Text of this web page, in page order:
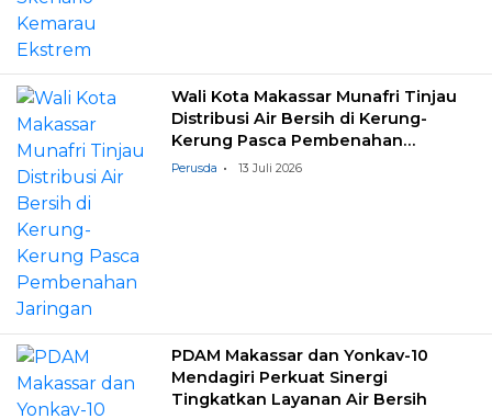
Wali Kota Makassar Munafri Tinjau
Distribusi Air Bersih di Kerung-
Kerung Pasca Pembenahan
Jaringan
Perusda 13 Juli 2026
PDAM Makassar dan Yonkav-10
Mendagiri Perkuat Sinergi
Tingkatkan Layanan Air Bersih